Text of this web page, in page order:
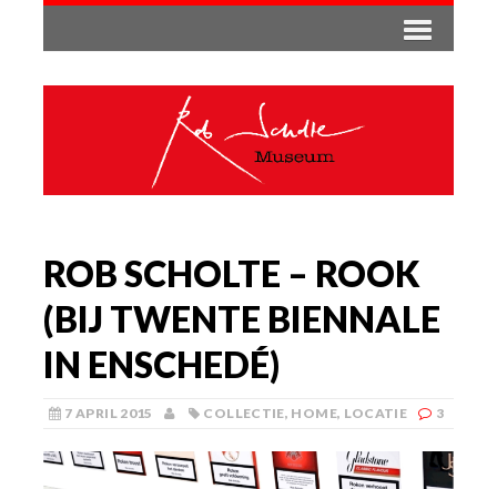
ROB SCHOLTE – ROOK
(BIJ TWENTE BIENNALE
IN ENSCHEDÉ)
7 APRIL 2015 COLLECTIE, HOME, LOCATIE 3